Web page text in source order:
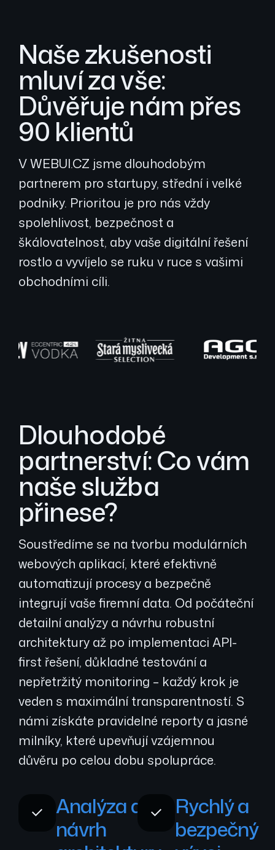
Naše zkušenosti
mluví za vše:
Důvěřuje nám přes
90 klientů
V WEBUI.CZ jsme dlouhodobým
partnerem pro startupy, střední i velké
podniky. Prioritou je pro nás vždy
spolehlivost, bezpečnost a
škálovatelnost, aby vaše digitální řešení
rostlo a vyvíjelo se ruku v ruce s vašimi
obchodními cíli.
Dlouhodobé
partnerství: Co vám
naše služba
přinese?
Soustředíme se na tvorbu modulárních
webových aplikací, které efektivně
automatizují procesy a bezpečně
integrují vaše firemní data. Od počáteční
detailní analýzy a návrhu robustní
architektury až po implementaci API-
first řešení, důkladné testování a
nepřetržitý monitoring – každý krok je
veden s maximální transparentností. S
námi získáte pravidelné reporty a jasné
milníky, které upevňují vzájemnou
důvěru po celou dobu spolupráce.
Analýza a
návrh
Rychlý a
bezpečný